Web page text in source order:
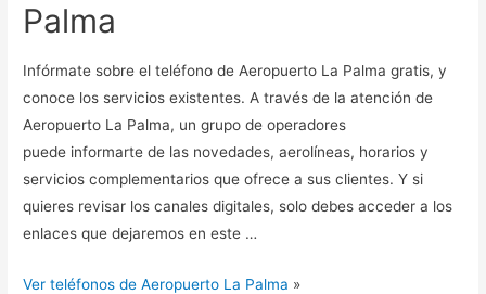
Palma
Infórmate sobre el teléfono de Aeropuerto La Palma gratis, y
conoce los servicios existentes. A través de la atención de
Aeropuerto La Palma, un grupo de operadores
puede informarte de las novedades, aerolíneas, horarios y
servicios complementarios que ofrece a sus clientes. Y si
quieres revisar los canales digitales, solo debes acceder a los
enlaces que dejaremos en este …
Ver teléfonos de Aeropuerto La Palma »